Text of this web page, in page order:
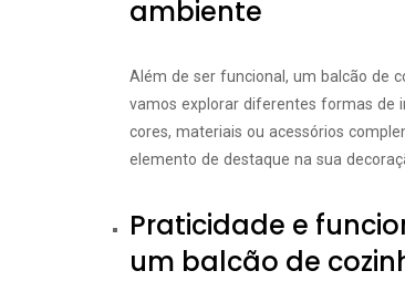
ambiente
Além de ser funcional, um balcão de
vamos explorar diferentes formas de
cores, materiais ou acessórios
elemento de destaque na sua
Praticidade e
um balcão de